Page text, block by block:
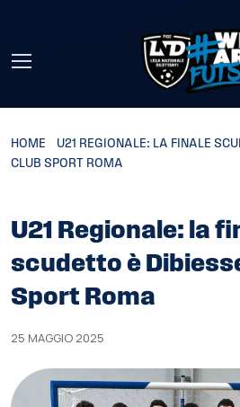
HOME
U21 REGIONALE: LA FINALE
CLUB SPORT ROMA
U21 Regionale: la
scudetto è
Sport Roma
25 MAGGIO 2025